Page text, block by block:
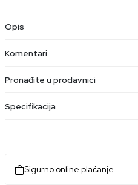
Opis
Komentari
Pronađite u prodavnici
Specifikacija
Sigurno online plaćanje.